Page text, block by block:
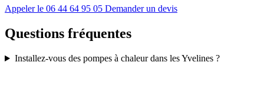
Appeler le 06 44 64 95 05 Demander un devis
Questions fréquentes
Installez-vous des pompes à chaleur dans les Yvelines ?